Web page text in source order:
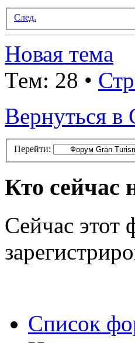
След.
Новая тема
Тем: 28 •
Вернуться
Перейти:
Кто сейчас
Сейчас этот
Список